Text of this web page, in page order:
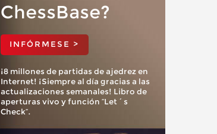
ChessBase?
INFÓRMESE >
¡8 millones de partidas de ajedrez en
Internet! ¡Siempre al día gracias a las
actualizaciones semanales! Libro de
aperturas vivo y función “Let´s
Check”.